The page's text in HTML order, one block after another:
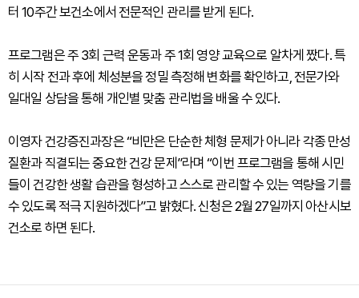
터 10주간 보건소에서 전문적인 관리를 받게 된다.
프로그램은 주 3회 근력 운동과 주 1회 영양 교육으로 알차게 짰다. 특
히 시작 전과 후에 체성분을 정밀 측정해 변화를 확인하고, 전문가와
일대일 상담을 통해 개인별 맞춤 관리법을 배울 수 있다.
이영자 건강증진과장은 “비만은 단순한 체형 문제가 아니라 각종 만성
질환과 직결되는 중요한 건강 문제”라며 “이번 프로그램을 통해 시민
들이 건강한 생활 습관을 형성하고 스스로 관리할 수 있는 역량을 기를
수 있도록 적극 지원하겠다”고 밝혔다. 신청은 2월 27일까지 아산시보
건소로 하면 된다.